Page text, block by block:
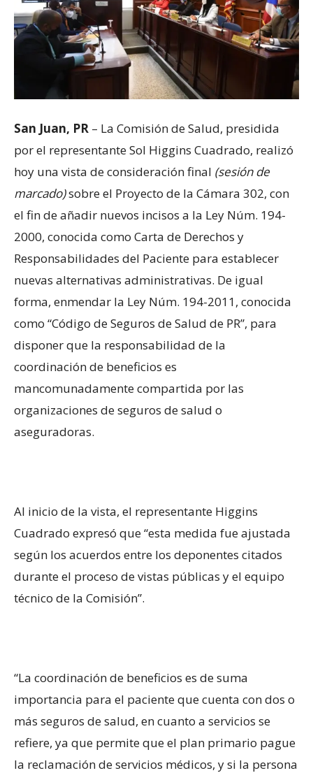
San Juan, PR – La Comisión de Salud, presidida
por el representante Sol Higgins Cuadrado, realizó
hoy una vista de consideración final (sesión de
marcado)sobre el Proyecto de la Cámara 302, con
el fin de añadir nuevos incisos a la Ley Núm. 194-
2000, conocida como Carta de Derechos y
Responsabilidades del Paciente para establecer
nuevas alternativas administrativas. De igual
forma, enmendar la Ley Núm. 194-2011, conocida
como “Código de Seguros de Salud de PR”, para
disponer que la responsabilidad de la
coordinación de beneficios es
mancomunadamente compartida por las
organizaciones de seguros de salud o
aseguradoras.
Al inicio de la vista, el representante Higgins
Cuadrado expresó que “esta medida fue ajustada
según los acuerdos entre los deponentes citados
durante el proceso de vistas públicas y el equipo
técnico de la Comisión”.
“La coordinación de beneficios es de suma
importancia para el paciente que cuenta con dos o
más seguros de salud, en cuanto a servicios se
refiere, ya que permite que el plan primario pague
la reclamación de servicios médicos, y si la persona